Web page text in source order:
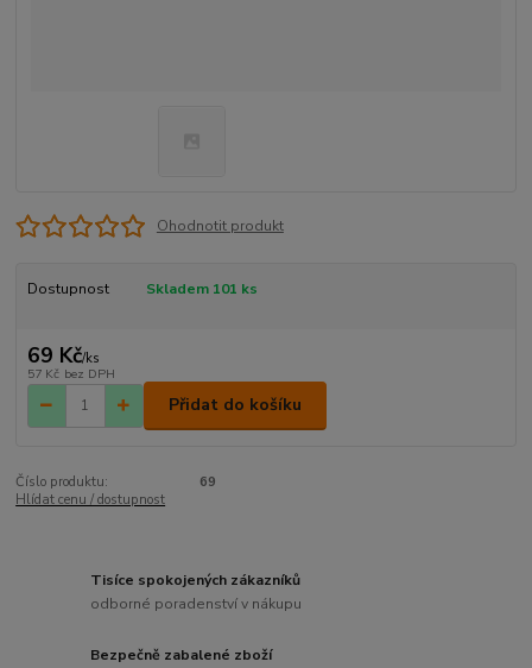
Ohodnotit produkt
Dostupnost Skladem 101 ks
69 Kč/ks
57 Kč bez DPH
Přidat do košíku
Číslo produktu:
69
Hlídat cenu / dostupnost
Tisíce spokojených zákazníků
odborné poradenství v nákupu
Bezpečně zabalené zboží